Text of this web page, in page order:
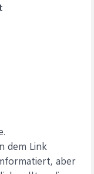
dem Link
aber